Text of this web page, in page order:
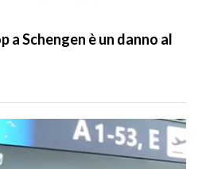
a Schengen è un danno al